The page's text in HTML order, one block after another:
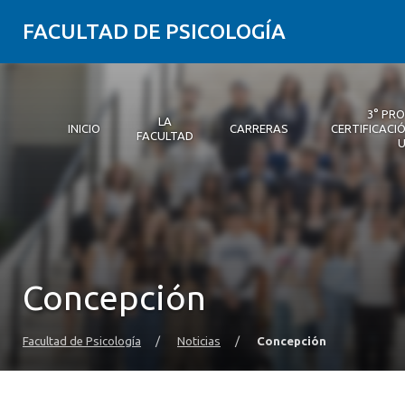
FACULTAD DE PSICOLOGÍA
INICIO
Inicio
LA
FACULTAD
La Facultad
CARRERAS
Carreras
3°
3° Proceso de Certificación | Psicología UDD
Postgrados y Educación Continua
Investigación
Vinculación con el medio
Alumni Psicología UDD
Servicio de Psicología Integral
Concepción
Facultad de Psicología / Noticias / Concepción